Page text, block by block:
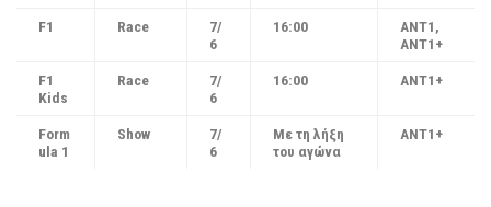
F1 Race
7/
6
16:00
ΑΝΤ1,
ANT1+
F1
Kids
Race
7/
6
16:00 ΑΝΤ1+
Form
ula 1
Show
7/
6
Με τη λήξη
του αγώνα
ΑΝΤ1+